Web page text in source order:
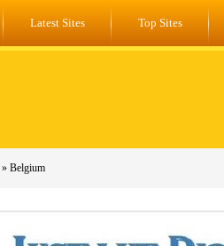
Latest Sites Top Sites
» Belgium